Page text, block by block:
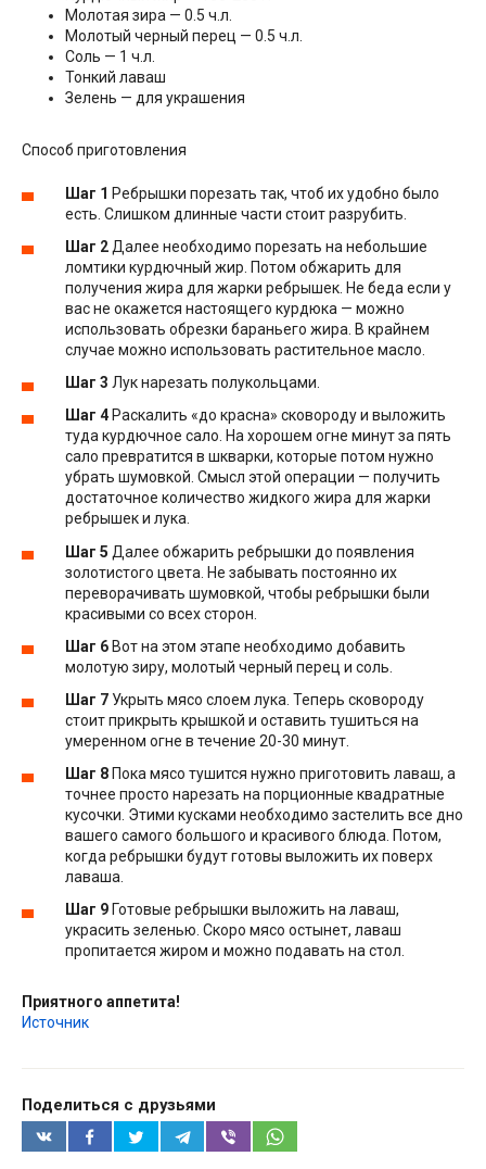
Молотая зира — 0.5 ч.л.
Молотый черный перец — 0.5 ч.л.
Соль — 1 ч.л.
Тонкий лаваш
Зелень — для украшения
Способ приготовления
Шаг 1 Ребрышки порезать так, чтоб их удобно было
есть. Слишком длинные части стоит разрубить.
Шаг 2 Далее необходимо порезать на небольшие
ломтики курдючный жир. Потом обжарить для
получения жира для жарки ребрышек. Не беда если у
вас не окажется настоящего курдюка — можно
использовать обрезки бараньего жира. В крайнем
случае можно использовать растительное масло.
Шаг 3 Лук нарезать полукольцами.
Шаг 4 Раскалить «до красна» сковороду и выложить
туда курдючное сало. На хорошем огне минут за пять
сало превратится в шкварки, которые потом нужно
убрать шумовкой. Смысл этой операции — получить
достаточное количество жидкого жира для жарки
ребрышек и лука.
Шаг 5 Далее обжарить ребрышки до появления
золотистого цвета. Не забывать постоянно их
переворачивать шумовкой, чтобы ребрышки были
красивыми со всех сторон.
Шаг 6 Вот на этом этапе необходимо добавить
молотую зиру, молотый черный перец и соль.
Шаг 7 Укрыть мясо слоем лука. Теперь сковороду
стоит прикрыть крышкой и оставить тушиться на
умеренном огне в течение 20-30 минут.
Шаг 8 Пока мясо тушится нужно приготовить лаваш, а
точнее просто нарезать на порционные квадратные
кусочки. Этими кусками необходимо застелить все дно
вашего самого большого и красивого блюда. Потом,
когда ребрышки будут готовы выложить их поверх
лаваша.
Шаг 9 Готовые ребрышки выложить на лаваш,
украсить зеленью. Скоро мясо остынет, лаваш
пропитается жиром и можно подавать на стол.
Приятного аппетита!
Источник
Поделиться с друзьями